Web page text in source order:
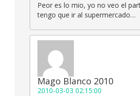
Peor es lo mio, yo no veo el
tengo que ir al supermercado…
Mago Blanco 2010
2010-03-03 02:15:00